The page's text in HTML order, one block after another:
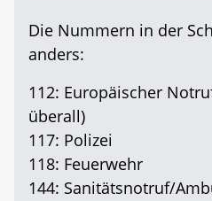
Die Nummern in der
anders:
112: Europäischer
überall)
117: Polizei
118: Feuerwehr
144: Sanitätsnotruf/